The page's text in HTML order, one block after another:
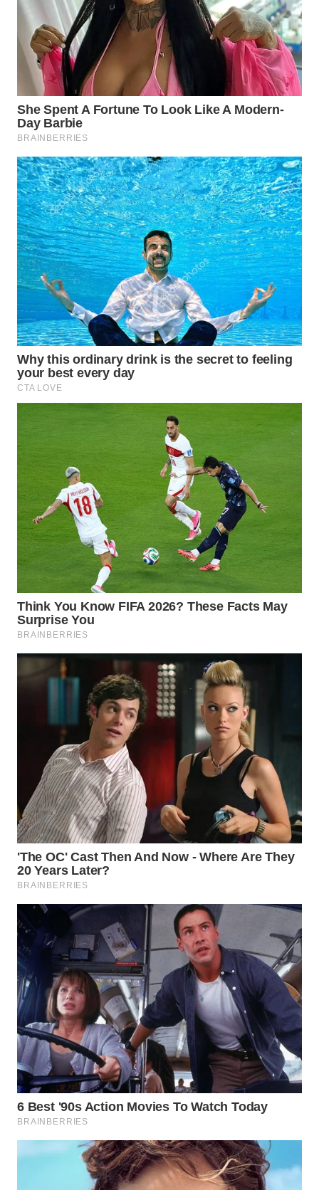
KALTARA
WN
KALSEL
WN
KALTIM
WN
SULSEL
WN
GORONTALO
WN
SULUT
WN
MALUKU
WN
WN
DANAU
TOBA
WN
NIAS
WN
LANGKAT
WN
TAPANULI
TANJUNG
LESUNG
WN
KARO
WN
SIMALUNGUN
WN
LABUHANBATU
WN
TAPANULI
TENGAH
WN DELI
SERDANG
WN
TEBING
TINGGI
WN
PAKPAK